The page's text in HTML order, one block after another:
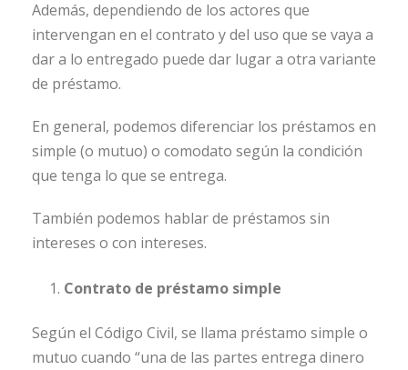
Además, dependiendo de los actores que
intervengan en el contrato y del uso que se vaya a
dar a lo entregado puede dar lugar a otra variante
de préstamo.
En general, podemos diferenciar los préstamos en
simple (o mutuo) o comodato según la condición
que tenga lo que se entrega.
También podemos hablar de préstamos sin
intereses o con intereses.
Contrato de préstamo simple
Según el Código Civil, se llama préstamo simple o
mutuo cuando “una de las partes entrega dinero